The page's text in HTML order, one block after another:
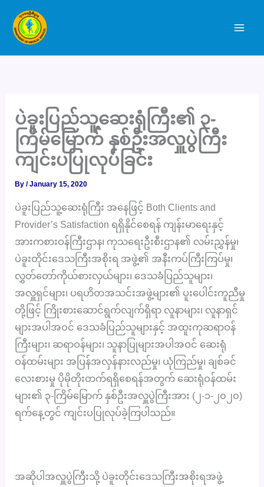
content
ပဲခူးပြည်သူ့ဆေးရုံကြီး၏ ၃-
ကြိမ်မြောက် နှစ်ဦးအလှူပွဲကြီး
ကျင်းပပြုလုပ်ခြင်း
By/January 15, 2020
ပဲခူးပြည်သူ့ဆေးရုံကြီး အနေဖြင့် Both Clients and
Provider’s Satisfaction ရရှိနိုင်စေရန် ကျန်းမာရေးနှင့်
အားကစားဝန်ကြီးဌာန၊ ကုသရေးဦးစီးဌာန၏ လမ်းညွှန်မှု၊
ပဲခူးတိုင်းဒေသကြီးအစိုးရ အဖွဲ့၏ အနီးကပ်ကြီးကြပ်မှု၊
လွှတ်တော်ကိုယ်စားလှယ်များ၊ ဒေသခံပြည်သူများ၊
အလှူရှင်များ၊ ပရဟိတအသင်းအဖွဲ့များ၏ ပူးပေါင်းကူညီမှု
တို့ဖြင့် ကြိုးစားဆောင်ရွက်လျက်ရှိရာ လူနာများ၊ လူနာရှင်
များအပါအဝင် ဒေသခံပြည်သူများနှင့် အထူးကုဆရာဝန်
ကြီးများ၊ ဆရာဝန်များ၊ သူနာပြုများအပါအဝင် ဆေးရုံ
ဝန်ထမ်းများ အပြန်အလှန်နားလည်မှု၊ ယုံကြည်မှု၊ ချစ်ခင်
လေးစားမှု ပိုမိုတိုးတက်ရရှိစေရန်အတွက် ဆေးရုံဝန်ထမ်း
များ၏ ၃-ကြိမ်မြောက် နှစ်ဦးအလှူပွဲကြီးအား (၂-၁-၂၀၂၀)
ရက်နေ့တွင် ကျင်းပပြုလုပ်ခဲ့ကြပါသည်။
အဆိုပါအလှူပွဲကြီးသို့ ပဲခူးတိုင်းဒေသကြီးအစိုးရအဖွဲ့